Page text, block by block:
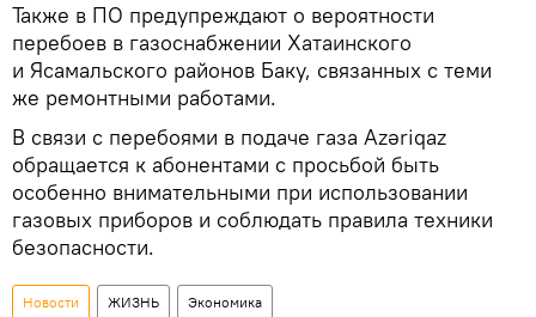
Также в ПО предупреждают о вероятности
перебоев в газоснабжении Хатаинского
и Ясамальского районов Баку, связанных с теми
же ремонтными работами.
В связи с перебоями в подаче газа Azəriqaz
обращается к абонентами с просьбой быть
особенно внимательными при использовании
газовых приборов и соблюдать правила техники
безопасности.
Новости ЖИЗНЬ Экономика